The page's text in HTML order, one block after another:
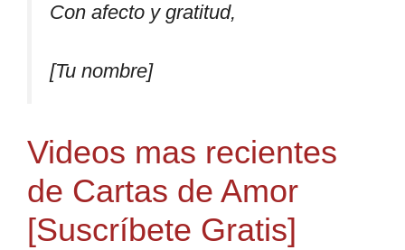
Con afecto y gratitud,
[Tu nombre]
Videos mas recientes
de Cartas de Amor
[Suscríbete Gratis]